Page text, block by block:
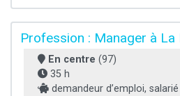
Profession : Manager à La
En centre (97)
35 h
demandeur d’emploi, salarié